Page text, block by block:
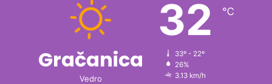
Gračanica
Vedro
32 ℃
33º - 22º
26%
3.13 km/h